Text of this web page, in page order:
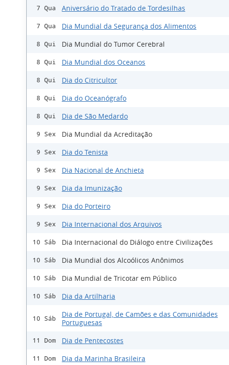
7 Qua Aniversário do Tratado de Tordesilhas
7 Qua Dia Mundial da Segurança dos Alimentos
8 Qui Dia Mundial do Tumor Cerebral
8 Qui Dia Mundial dos Oceanos
8 Qui Dia do Citricultor
8 Qui Dia do Oceanógrafo
8 Qui Dia de São Medardo
9 Sex Dia Mundial da Acreditação
9 Sex Dia do Tenista
9 Sex Dia Nacional de Anchieta
9 Sex Dia da Imunização
9 Sex Dia do Porteiro
9 Sex Dia Internacional dos Arquivos
10 Sáb Dia Internacional do Diálogo entre Civilizações
10 Sáb Dia Mundial dos Alcoólicos Anônimos
10 Sáb Dia Mundial de Tricotar em Público
10 Sáb Dia da Artilharia
10 Sáb
Dia de Portugal, de Camões e das Comunidades
Portuguesas
11 Dom Dia de Pentecostes
11 Dom Dia da Marinha Brasileira